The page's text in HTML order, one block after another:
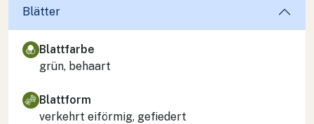
Blätter
Blattfarbe
grün, behaart
Blattform
verkehrt eiförmig, gefiedert